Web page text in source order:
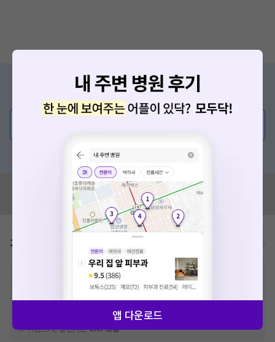
증상/치료, 궁금한 점이 있나요?
의사가 직접 답해드려요!
혹은, 의료상담 서비스에 다양한 게시글 보러가기
혹시 잘못된 병원정보가 있나요?
모두닥 팀에 알려주세요!
가격표
비급여 항목의 경우,추가비용 등으로 실제 가격과 상이할 수 있으니, 정확
한 가격은 해당 의료기관에 직접 문의해주세요.
산정될 수 있는 점 참고 바랍니다.)
※ 이벤트가, 할인가는VAT 포함
앱 다운로드